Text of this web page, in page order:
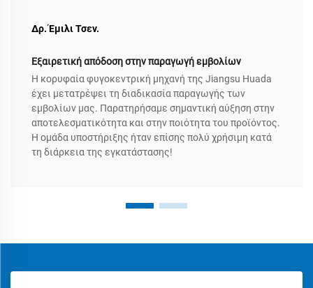
Δρ. Έμιλι Τσεν.
Εξαιρετική απόδοση στην παραγωγή εμβολίων
Η κορυφαία φυγοκεντρική μηχανή της Jiangsu Huada
έχει μετατρέψει τη διαδικασία παραγωγής των
εμβολίων μας. Παρατηρήσαμε σημαντική αύξηση στην
αποτελεσματικότητα και στην ποιότητα του προϊόντος.
Η ομάδα υποστήριξης ήταν επίσης πολύ χρήσιμη κατά
τη διάρκεια της εγκατάστασης!